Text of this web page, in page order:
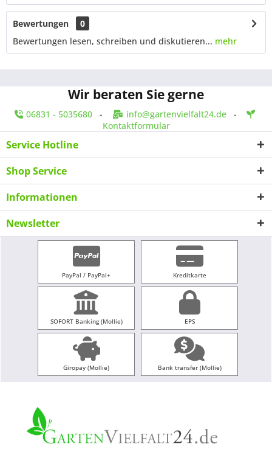
Bewertungen
0
Bewertungen lesen, schreiben und diskutieren... mehr
Wir beraten Sie gerne
06831 - 5035680- info@gartenvielfalt24.de-
Kontaktformular
Service Hotline
Shop Service
Informationen
Newsletter
PayPal / PayPal+ Kreditkarte
SOFORT Banking (Mollie) EPS
Giropay (Mollie) Bank transfer (Mollie)